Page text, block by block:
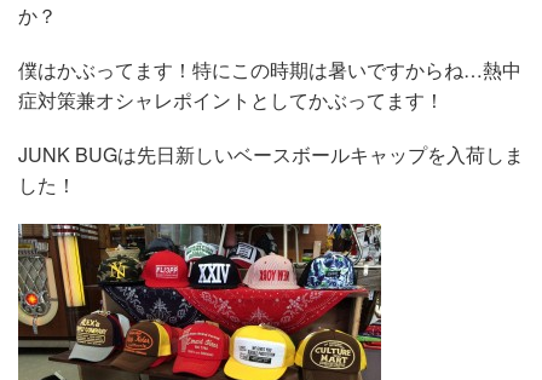
か？
僕はかぶってます！特にこの時期は暑いですからね…熱中
症対策兼オシャレポイントとしてかぶってます！
JUNK BUGは先日新しいベースボールキャップを入荷しま
した！